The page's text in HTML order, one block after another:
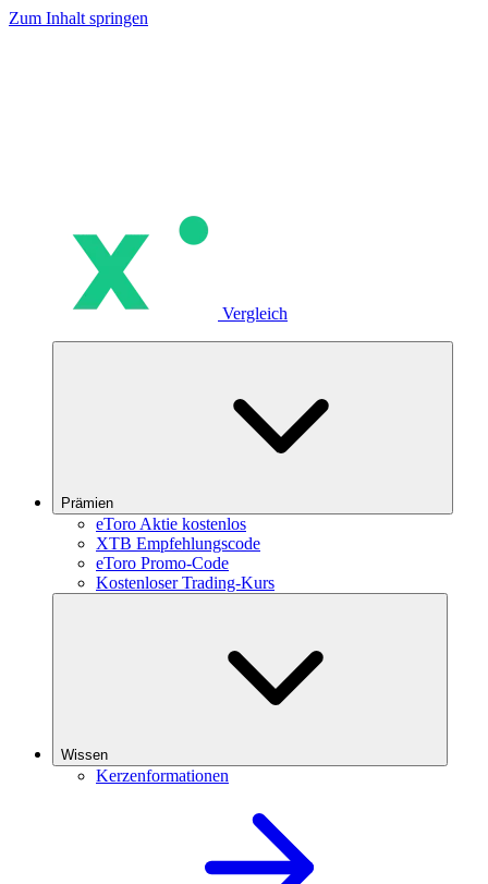
Zum Inhalt springen
Vergleich
Prämien
eToro Aktie kostenlos
XTB Empfehlungscode
eToro Promo-Code
Kostenloser Trading-Kurs
Wissen
Kerzenformationen